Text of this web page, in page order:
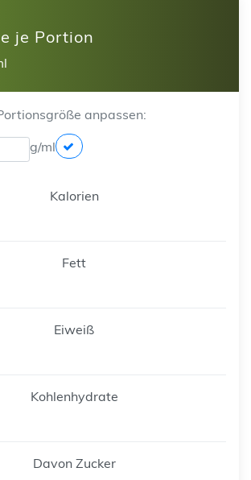
je Portion
anpassen:
g/ml
Kalorien
Fett
Eiweiß
Kohlenhydrate
Davon Zucker